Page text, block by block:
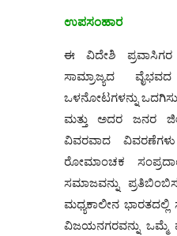
ಉಪಸಂಹಾರ
ಈ ವಿದೇಶಿ
ಸಾಮ್ರಾಜ್ಯದ
ಒಳನೋಟಗಳನ್ನು
ಮತ್ತು ಅದರ ಜನರ
ವಿವರವಾದ ವಿವರಣೆಗಳು
ರೋಮಾಂಚಕ
ಸಮಾಜವನ್ನು
ಮಧ್ಯಕಾಲೀನ
ವಿಜಯನಗರವನ್ನು ಒಮ್ಮೆ